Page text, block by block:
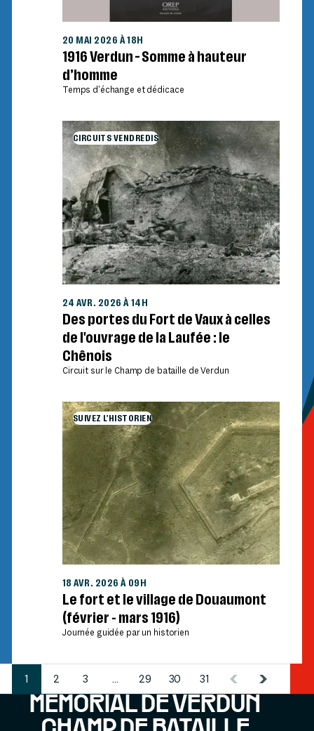
20 MAI 2026 À 18H
1916 Verdun – Somme à hauteur
d’homme
Temps d'échange et dédicace
CIRCUITS VENDREDIS
24 AVR. 2026 À 14H
Des portes du Fort de Vaux à celles
de l'ouvrage de la Laufée : le
Chênois
Circuit sur le Champ de bataille de Verdun
SUIVEZ L'HISTORIEN
18 AVR. 2026 À 09H
Le fort et le village de Douaumont
(février - mars 1916)
Journée guidée par un historien
1 2 3 ... 29 30 31
MÉMORIAL DE VERDUN